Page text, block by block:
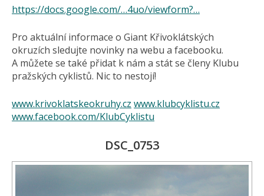
https://docs.google.com/…4uo/viewform?…
Pro aktuální informace o Giant Křivoklátských
okruzích sledujte novinky na webu a facebooku.
A můžete se také přidat k nám a stát se členy Klubu
pražských cyklistů. Nic to nestojí!
www.krivoklatskeokruhy.cz www.klubcyklistu.cz
www.facebook.com/KlubCyklistu
DSC_0753